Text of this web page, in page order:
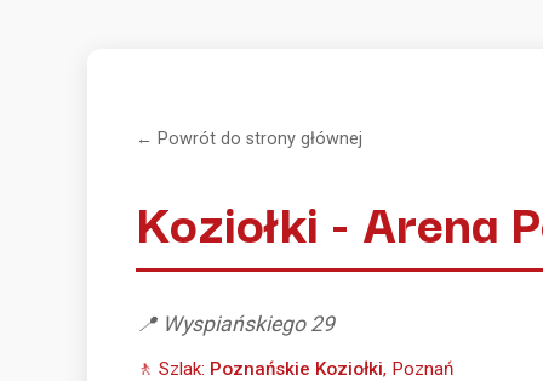
← Powrót do strony głównej
Koziołki - Arena
📍 Wyspiańskiego 29
🚶 Szlak: Poznańskie Koziołki, Poznań